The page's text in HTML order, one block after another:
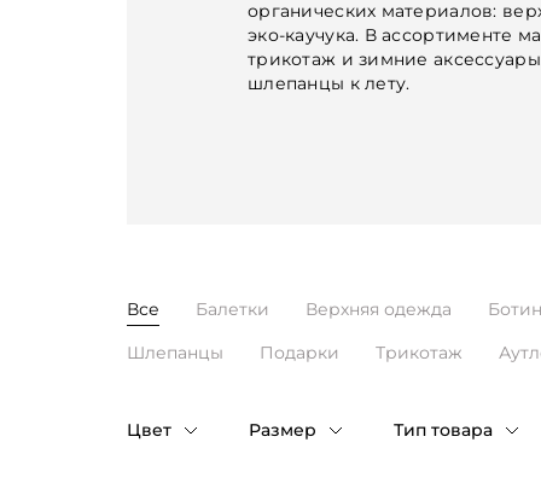
органических материалов:
эко-каучука. В ассортименте
трикотаж и зимние
шлепанцы к лету.
Все Балетки Верхняя одежда
Шлепанцы
Подарки Трикотаж
Цвет
Размер
Тип товара